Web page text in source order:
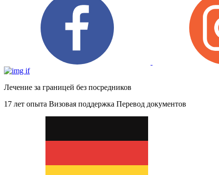
Лечение за границей без посредников
17 лет опыта Визовая поддержка Перевод документов